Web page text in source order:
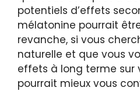
potentiels d’effets
mélatonine pourrait
revanche, si vous
naturelle et que vous
effets à long terme sur
pourrait mieux vous